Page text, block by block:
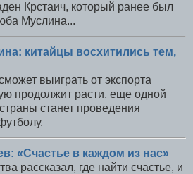
Крстаич, который ранее был
Муслина...
китайцы восхитились тем,
выиграть от экспорта
продолжит расти, еще одной
станет проведения
«Счастье в каждом из нас»
рассказал, где найти счастье, и